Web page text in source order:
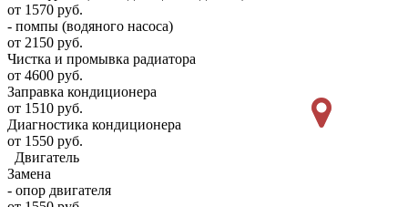
от 1570 руб.
- помпы (водяного насоса)
от 2150 руб.
Чистка и промывка радиатора
от 4600 руб.
Заправка кондиционера
от 1510 руб.
Диагностика кондиционера
от 1550 руб.
Двигатель
Замена
- опор двигателя